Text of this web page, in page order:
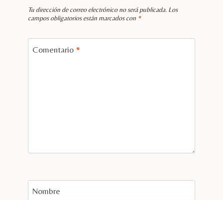
Tu dirección de correo electrónico no será publicada. Los
campos obligatorios están marcados con *
Comentario *
Nombre